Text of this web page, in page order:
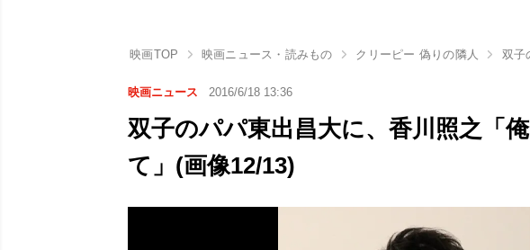
映画TOP 映画ニュース・読みもの クリーピー 偽りの隣人 双子
映画ニュース 2016/6/18 13:36
双子のパパ東出昌大に、香川照之「
て」(画像12/13)